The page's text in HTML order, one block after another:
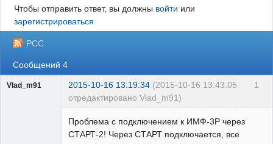
Чтобы отправить ответ, вы должны войти или
зарегистрироваться
РСС
Сообщений 4
1
Vlad_m91 2015-10-16 13:19:34 (2015-10-16 13:43:05
отредактировано Vlad_m91)
Проблема с подключением к ИМФ-3Р через
СТАРТ-2! Через СТАРТ подключается, все